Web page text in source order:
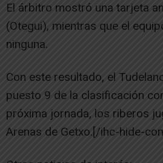
El árbitro mostró una tarjeta
(Otegui), mientras que el
ninguna.
Con este resultado, el
puesto 9 de la clasificación
próxima jornada, los riberos
Arenas de Getxo.[/ihc-hide-